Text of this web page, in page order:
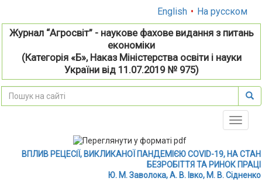
English • На русском
Журнал “Агросвіт” - наукове фахове видання з питань
економіки
(Категорія «Б», Наказ Міністерства освіти і науки
України від 11.07.2019 № 975)
Toggle
ВПЛИВ РЕЦЕСІЇ, ВИКЛИКАНОЇ ПАНДЕМІЄЮ COVID-19, НА СТАН
БЕЗРОБІТТЯ ТА РИНОК ПРАЦІ
Ю. М. Заволока, А. В. Івко, М. В. Сідненко